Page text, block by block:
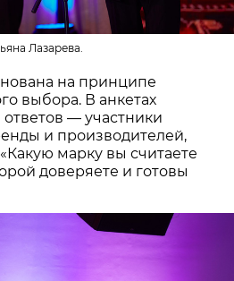
Лазарева.
на принципе
выбора. В анкетах
— участники
и производителей,
марку вы считаете
доверяете и готовы